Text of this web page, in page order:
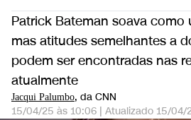
Patrick Bateman soava como
mas atitudes semelhantes a
podem ser encontradas nas
atualmente
Jacqui Palumbo, da CNN
15/04/25 às 10:06 | Atualizado 15/04/